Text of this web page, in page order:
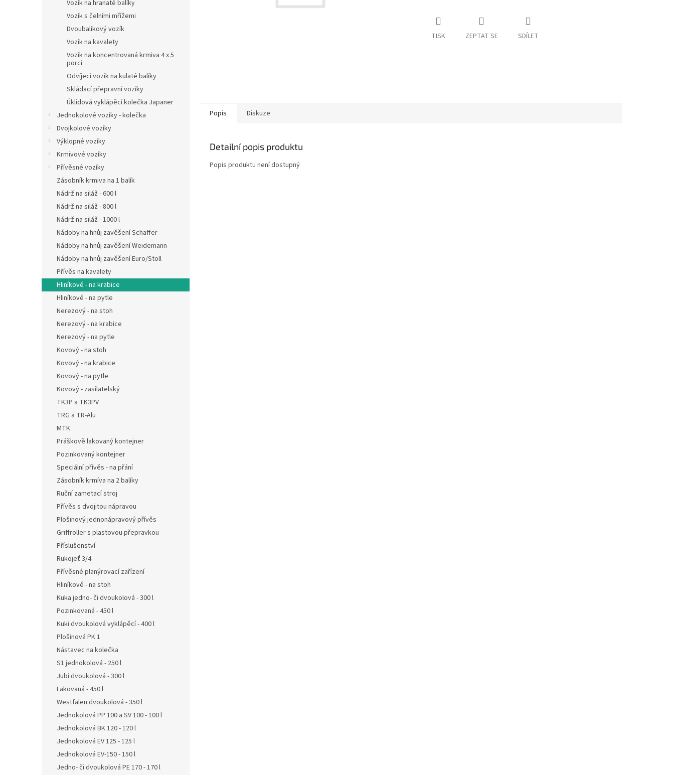
Vozík na hranaté balíky
Vozík s čelními mřížemi
Dvoubalíkový vozík
Vozík na kavalety
Vozík na koncentrovaná krmiva 4 x 5
porcí
Odvíjecí vozík na kulaté balíky
Skládací přepravní vozíky
Úklidová vyklápěcí kolečka Japaner
Jednokolové vozíky - kolečka
Dvojkolové vozíky
Výklopné vozíky
Krmivové vozíky
Přívěsné vozíky
Zásobník krmiva na 1 balík
Nádrž na siláž - 600 l
Nádrž na siláž - 800 l
Nádrž na siláž - 1000 l
Nádoby na hnůj zavěšení Schäffer
Nádoby na hnůj zavěšení Weidemann
Nádoby na hnůj zavěšení Euro/Stoll
Přívěs na kavalety
Hliníkové - na krabice
Hliníkové - na pytle
Nerezový - na stoh
Nerezový - na krabice
Nerezový - na pytle
Kovový - na stoh
Kovový - na krabice
Kovový - na pytle
Kovový - zasilatelský
TK3P a TK3PV
TRG a TR-Alu
MTK
Práškově lakovaný kontejner
Pozinkovaný kontejner
Speciální přívěs - na přání
Zásobník krmíva na 2 balíky
Ruční zametací stroj
Přívěs s dvojitou nápravou
Plošinový jednonápravový přívěs
Griffroller s plastovou přepravkou
Příslušenství
Rukojeť 3/4
Přívěsné planýrovací zařízení
Hliníkové - na stoh
Kuka jedno- či dvoukolová - 300 l
Pozinkovaná - 450 l
Kuki dvoukolová vyklápěcí - 400 l
Plošinová PK 1
Nástavec na kolečka
S1 jednokolová - 250 l
Jubi dvoukolová - 300 l
Lakovaná - 450 l
Westfalen dvoukolová - 350 l
Jednokolová PP 100 a SV 100 - 100 l
Jednokolová BK 120 - 120 l
Jednokolová EV 125 - 125 l
Jednokolová EV-150 - 150 l
Jedno- či dvoukolová PE 170 - 170 l
TISK ZEPTAT SE SDÍLET
Popis Diskuze
Detailní popis produktu
Popis produktu není dostupný